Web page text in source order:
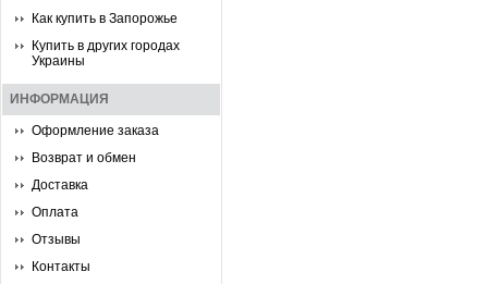
Как купить в Запорожье
Купить в других городах
Украины
ИНФОРМАЦИЯ
Оформление заказа
Возврат и обмен
Доставка
Оплата
Отзывы
Контакты